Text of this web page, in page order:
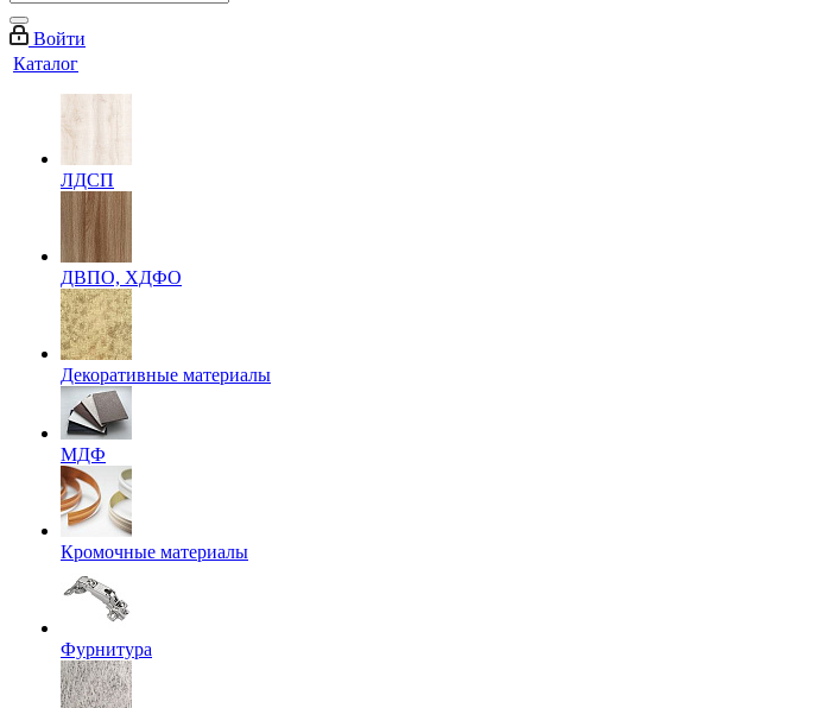
Войти
Каталог
ЛДСП
ДВПО, ХДФО
Декоративные материалы
МДФ
Кромочные материалы
Фурнитура